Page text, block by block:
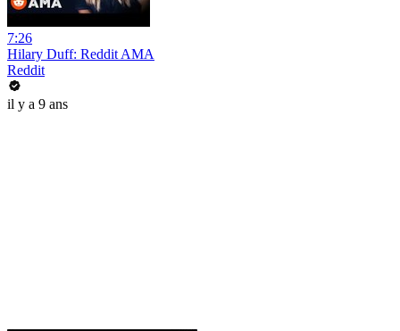
7:26
Hilary Duff: Reddit AMA
Reddit
il y a 9 ans